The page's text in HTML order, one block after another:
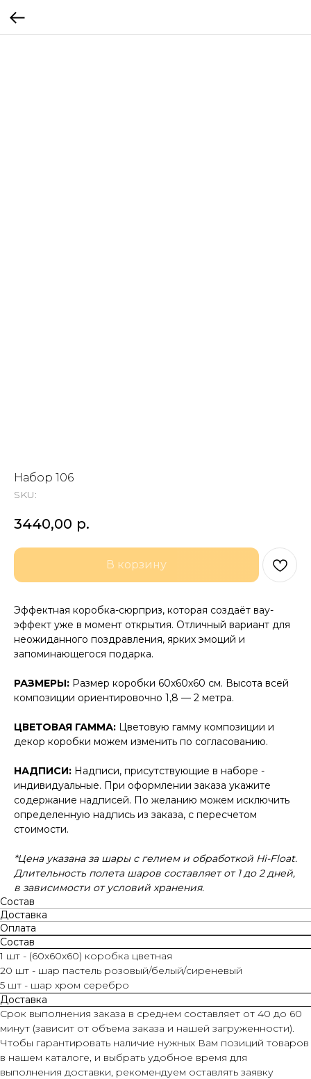
Набор 106
SKU:
3440,00 р.
В корзину
Эффектная коробка-сюрприз, которая создаёт вау-
эффект уже в момент открытия. Отличный вариант для
неожиданного поздравления, ярких эмоций и
запоминающегося подарка.
РАЗМЕРЫ: Размер коробки 60x60x60 см. Высота всей
композиции ориентировочно 1,8 — 2 метра.
ЦВЕТОВАЯ ГАММА: Цветовую гамму композиции и
декор коробки можем изменить по согласованию.
НАДПИСИ: Надписи, присутствующие в наборе -
индивидуальные. При оформлении заказа укажите
содержание надписей. По желанию можем исключить
определенную надпись из заказа, с пересчетом
стоимости.
*Цена указана за шары с гелием и обработкой Hi-Float.
Длительность полета шаров составляет от 1 до 2 дней,
в зависимости от условий хранения.
Состав
Доставка
Оплата
Состав
1 шт - (60х60х60) коробка цветная
20 шт - шар пастель розовый/белый/сиреневый
5 шт - шар хром серебро
Доставка
Срок выполнения заказа в среднем составляет от 40 до 60
минут (зависит от объема заказа и нашей загруженности).
Чтобы гарантировать наличие нужных Вам позиций товаров
в нашем каталоге, и выбрать удобное время для
выполнения доставки, рекомендуем оставлять заявку